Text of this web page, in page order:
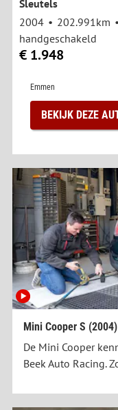
Sleutels
2004
202.991km
handgeschakeld
€ 1.948
Emmen
BEKIJK DEZE
Mini Cooper S
De Mini Cooper
Beek Auto Racing.